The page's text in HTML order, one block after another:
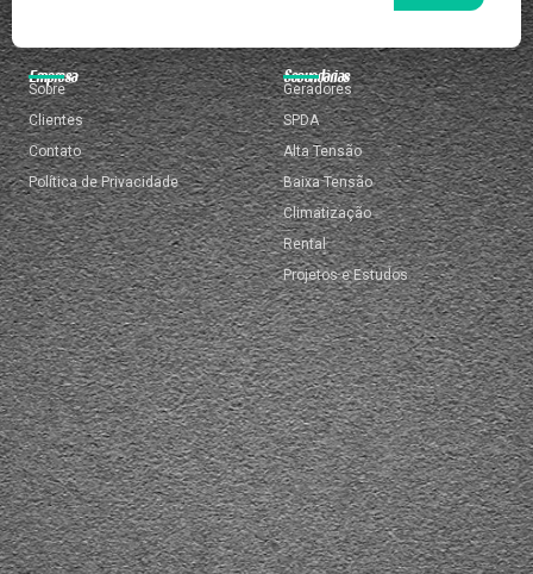
Empresa
Sobre
Clientes
Contato
Política de Privacidade
Secundárias
Geradores
SPDA
Alta Tensão
Baixa Tensão
Climatização
Rental
Projetos e Estudos